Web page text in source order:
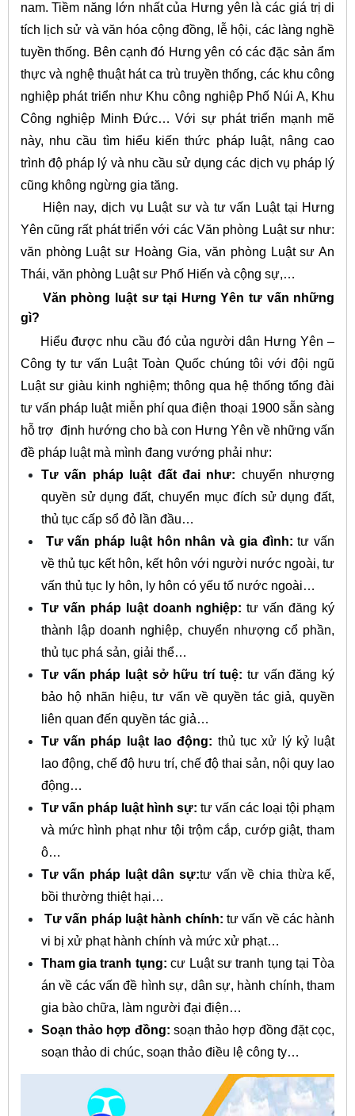
nam. Tiềm năng lớn nhất của Hưng yên là các giá trị di
tích lịch sử và văn hóa cộng đồng, lễ hội, các làng nghề
tuyền thống. Bên cạnh đó Hưng yên có các đặc sản ẩm
thực và nghệ thuật hát ca trù truyền thống, các khu công
nghiệp phát triển như Khu công nghiệp Phố Núi A, Khu
Công nghiệp Minh Đức… Với sự phát triển mạnh mẽ
này, nhu cầu tìm hiểu kiến thức pháp luật, nâng cao
trình độ pháp lý và nhu cầu sử dụng các dịch vụ pháp lý
cũng không ngừng gia tăng.
Hiện nay, dịch vụ Luật sư và tư vấn Luật tại Hưng
Yên cũng rất phát triển với các Văn phòng Luật sư như:
văn phòng Luật sư Hoàng Gia, văn phòng Luật sư An
Thái, văn phòng Luật sư Phố Hiến và cộng sự,…
Văn phòng luật sư tại Hưng Yên tư vấn những
gì?
Hiểu được nhu cầu đó của người dân Hưng Yên –
Công ty tư vấn Luật Toàn Quốc chúng tôi với đội ngũ
Luật sư giàu kinh nghiệm; thông qua hệ thống tổng đài
tư vấn pháp luật miễn phí qua điện thoại 1900 sẵn sàng
hỗ trợ định hướng cho bà con Hưng Yên về những vấn
đề pháp luật mà mình đang vướng phải như:
Tư vấn pháp luật đất đai như: chuyển nhượng
quyền sử dụng đất, chuyển mục đích sử dụng đất,
thủ tục cấp sổ đỏ lần đầu…
Tư vấn pháp luật hôn nhân và gia đình:tư vấn
về thủ tục kết hôn, kết hôn với người nước ngoài, tư
vấn thủ tục ly hôn, ly hôn có yếu tố nước ngoài…
Tư vấn pháp luật doanh nghiệp:tư vấn đăng ký
thành lập doanh nghiệp, chuyển nhượng cổ phần,
thủ tục phá sản, giải thể…
Tư vấn pháp luật sở hữu trí tuệ: tư vấn đăng ký
bảo hộ nhãn hiệu, tư vấn về quyền tác giả, quyền
liên quan đến quyền tác giả…
Tư vấn pháp luật lao động: thủ tục xử lý kỷ luật
lao động, chế độ hưu trí, chế độ thai sản, nội quy lao
động…
Tư vấn pháp luật hình sự:tư vấn các loại tội phạm
và mức hình phạt như tội trộm cắp, cướp giật, tham
ô…
Tư vấn pháp luật dân sự:tư vấn về chia thừa kế,
bồi thường thiệt hại…
Tư vấn pháp luật hành chính: tư vấn về các hành
vi bị xử phạt hành chính và mức xử phạt…
Tham gia tranh tụng:cư Luật sư tranh tụng tại Tòa
án về các vấn đề hình sự, dân sự, hành chính, tham
gia bào chữa, làm người đại điện…
Soạn thảo hợp đồng: soạn thảo hợp đồng đặt cọc,
soạn thảo di chúc, soạn thảo điều lệ công ty…